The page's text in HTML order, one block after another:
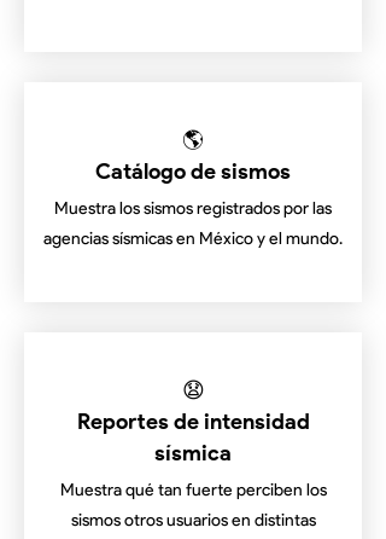
🌎
Catálogo de sismos
Muestra los sismos registrados por las
agencias sísmicas en México y el mundo.
😧
Reportes de intensidad
sísmica
Muestra qué tan fuerte perciben los
sismos otros usuarios en distintas